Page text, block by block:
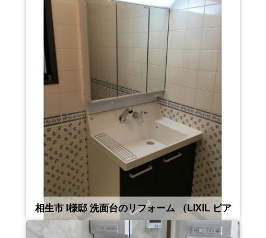
相生市 I様邸 洗面台のリフォーム （LIXIL ピア
ラ）